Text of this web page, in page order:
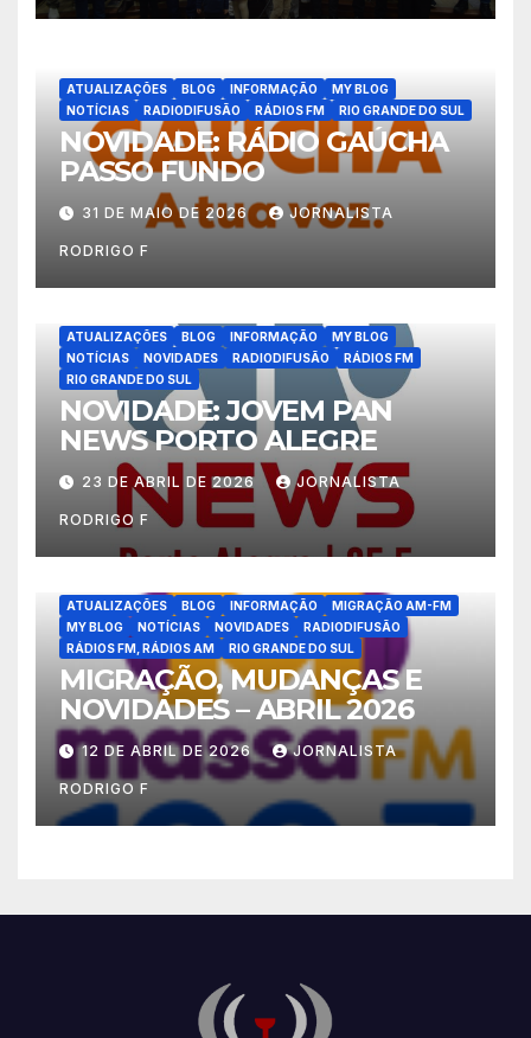
ATUALIZAÇÕES BLOG INFORMAÇÃO
MY BLOG
NOTÍCIAS
RADIODIFUSÃO RÁDIOS FM RIO GRANDE DO SUL
NOVIDADE: RÁDIO GAÚCHA
PASSO FUNDO
31 DE MAIO DE 2026 JORNALISTA
RODRIGO F
ATUALIZAÇÕES BLOG INFORMAÇÃO
MY BLOG
NOTÍCIAS
NOVIDADES RADIODIFUSÃO
RÁDIOS FM
RIO GRANDE DO SUL
NOVIDADE: JOVEM PAN
NEWS PORTO ALEGRE
23 DE ABRIL DE 2026 JORNALISTA
RODRIGO F
ATUALIZAÇÕES BLOG INFORMAÇÃO
MIGRAÇÃO AM-FM
MY BLOG
NOTÍCIAS NOVIDADES
RADIODIFUSÃO
RÁDIOS FM, RÁDIOS AM
RIO GRANDE DO SUL
MIGRAÇÃO, MUDANÇAS E
NOVIDADES – ABRIL 2026
12 DE ABRIL DE 2026 JORNALISTA
RODRIGO F